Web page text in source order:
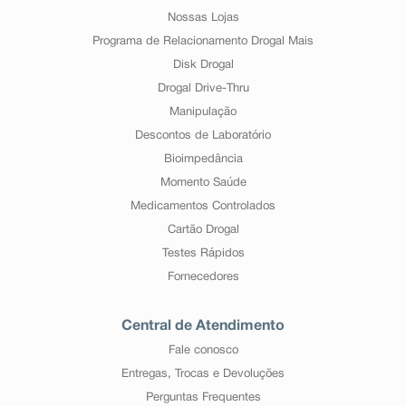
Nossas Lojas
Programa de Relacionamento Drogal Mais
Disk Drogal
Drogal Drive-Thru
Manipulação
Descontos de Laboratório
Bioimpedância
Momento Saúde
Medicamentos Controlados
Cartão Drogal
Testes Rápidos
Fornecedores
Central de Atendimento
Fale conosco
Entregas, Trocas e Devoluções
Perguntas Frequentes